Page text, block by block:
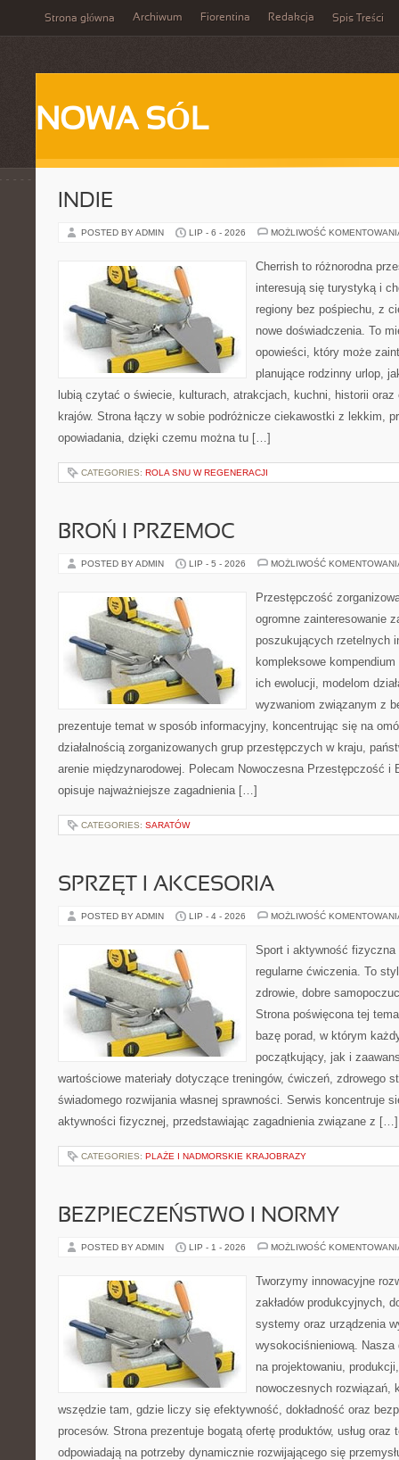
Strona główna Archiwum Fiorentina Redakcja Spis Treści
NOWA SÓL
INDIE
POSTED BY ADMIN LIP - 6 - 2026 MOŻLIWOŚĆ
Cherrish to różnorodna
interesują się turystyką i
regiony bez pośpiechu, z
nowe doświadczenia. To
opowieści, który może
planujące rodzinny urlop,
lubią czytać o świecie, kulturach, atrakcjach, kuchni, historii
krajów. Strona łączy w sobie podróżnicze ciekawostki z lekkim,
opowiadania, dzięki czemu można tu […]
CATEGORIES: ROLA SNU W REGENERACJI
BROŃ I PRZEMOC
POSTED BY ADMIN LIP - 5 - 2026 MOŻLIWOŚĆ
Przestępczość
ogromne zainteresowanie
poszukujących rzetelnych
kompleksowe
ich ewolucji, modelom
wyzwaniom związanym z
prezentuje temat w sposób informacyjny, koncentrując się na
działalnością zorganizowanych grup przestępczych w kraju,
arenie międzynarodowej. Polecam Nowoczesna Przestępczość i
opisuje najważniejsze zagadnienia […]
CATEGORIES: SARATÓW
SPRZĘT I AKCESORIA
POSTED BY ADMIN LIP - 4 - 2026 MOŻLIWOŚĆ
Sport i aktywność
regularne ćwiczenia. To
zdrowie, dobre
Strona poświęcona tej
bazę porad, w którym
początkujący, jak i
wartościowe materiały dotyczące treningów, ćwiczeń, zdrowego
świadomego rozwijania własnej sprawności. Serwis koncentruje
aktywności fizycznej, przedstawiając zagadnienia związane z […]
CATEGORIES: PLAŻE I NADMORSKIE KRAJOBRAZY
BEZPIECZEŃSTWO I NORMY
POSTED BY ADMIN LIP - 1 - 2026 MOŻLIWOŚĆ
Tworzymy innowacyjne
zakładów produkcyjnych,
systemy oraz urządzenia
wysokociśnieniową. Nasza
na projektowaniu,
nowoczesnych rozwiązań,
wszędzie tam, gdzie liczy się efektywność, dokładność oraz
procesów. Strona prezentuje bogatą ofertę produktów, usług oraz
odpowiadają na potrzeby dynamicznie rozwijającego się